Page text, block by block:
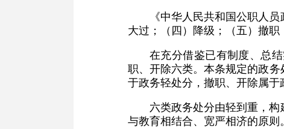
《中华人民共和国公职人
大过；（四）降级；（五）撤职
在充分借鉴已有制度、总
职、开除六类。本条规定的政
于政务轻处分，撤职、开除属于
六类政务处分由轻到重，
与教育相结合、宽严相济的原则。